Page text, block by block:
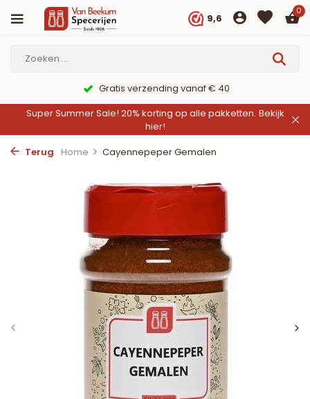
9,6
0
9,6/10 Webwinkelkeur ✔
Super Summer Sale! 20% korting op alle pakketten. Bekijk
hier!
Terug
Home Cayennepeper Gemalen